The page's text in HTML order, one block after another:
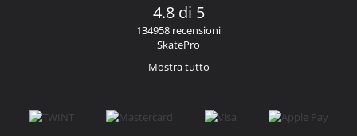
4.8 di 5
134958 recensioni
SkatePro
Mostra tutto